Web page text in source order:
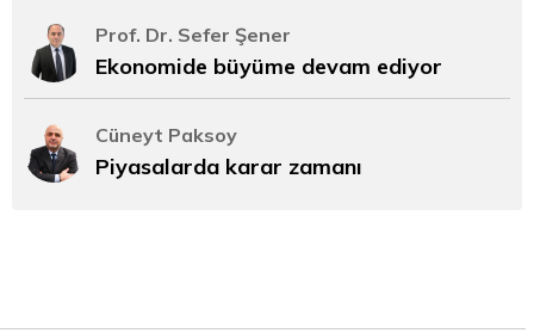
Prof. Dr. Sefer Şener
Ekonomide büyüme devam ediyor
Cüneyt Paksoy
Piyasalarda karar zamanı